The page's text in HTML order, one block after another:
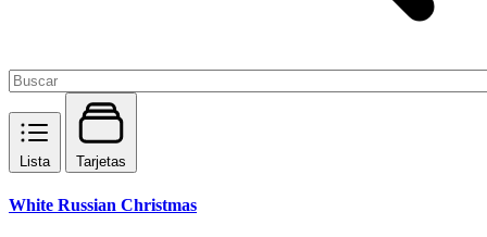
Lista Tarjetas
White Russian Christmas